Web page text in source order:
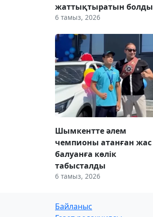
жаттықтыратын болды
6 тамыз, 2026
Шымкентте әлем
чемпионы атанған жас
балуанға көлік
табысталды
6 тамыз, 2026
Байланыс